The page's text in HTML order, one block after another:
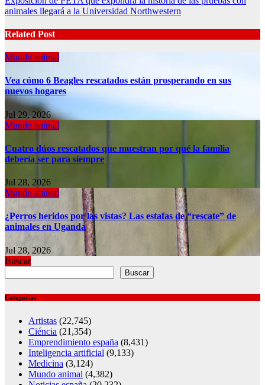
animales llegará a la Universidad Northwestern
Related Post
Mundo animal
Vea cómo 6 Beagles rescatados están prosperando en sus
nuevos hogares
Jul 29, 2026
Mundo animal
Cuatro dúos rescatados que muestran por qué la familia
debería ser para siempre
Jul 28, 2026
Mundo animal
¿Perros heridos por las vistas? Las estafas de “rescate” de
animales en Uganda
Jul 28, 2026
Buscar
Buscar
Categorías
Artistas (22,745)
Ciéncia (21,354)
Emprendimiento españa (8,431)
Inteligencia artificial (9,133)
Medicina (3,124)
Mundo animal (4,382)